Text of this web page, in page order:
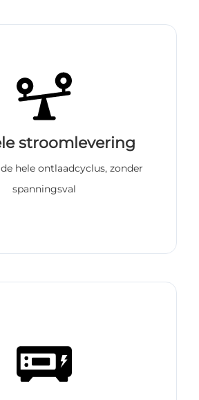
stroomlevering
hele ontlaadcyclus, zonder
spanningsval